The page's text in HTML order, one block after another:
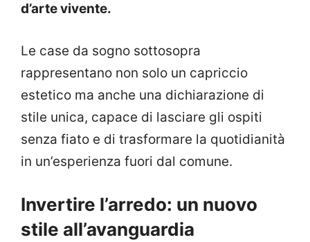
d’arte vivente.
Le case da sogno sottosopra
rappresentano non solo un capriccio
estetico ma anche una dichiarazione di
stile unica, capace di lasciare gli ospiti
senza fiato e di trasformare la quotidianità
in un’esperienza fuori dal comune.
Invertire l’arredo: un nuovo
stile all’avanguardia